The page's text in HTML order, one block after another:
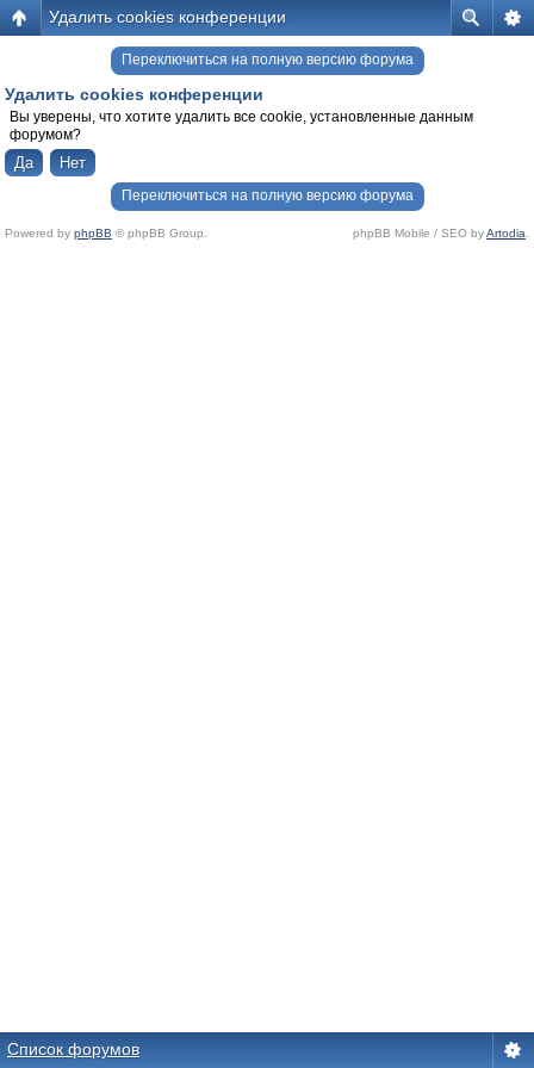
Удалить cookies конференции
Переключиться на полную версию форума
Удалить cookies конференции
Вы уверены, что хотите удалить все cookie, установленные данным
форумом?
Переключиться на полную версию форума
Powered by phpBB © phpBB Group. phpBB Mobile / SEO byArtodia
Список форумов